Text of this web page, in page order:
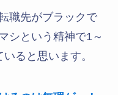
職先がブラックで
シという精神で1～
ると思います。